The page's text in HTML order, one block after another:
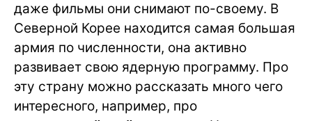
даже фильмы они снимают по-своему. В
Северной Корее находится самая большая
армия по численности, она активно
развивает свою ядерную программу. Про
эту страну можно рассказать много чего
интересного, например, про